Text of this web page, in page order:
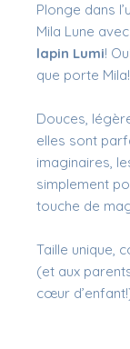
Plonge dans
Mila Lune
lapin Lumi!
que porte Mila!
Douces,
elles sont
imaginaires,
simplement
touche de
Taille unique,
(et aux
cœur